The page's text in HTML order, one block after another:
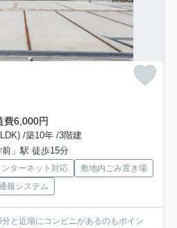
費6,000円
/築10年 /3階建
」駅 徒歩15分
ンターネット対応
敷地内ごみ置き場
報システム
と近場にコンビニがあるのもポイン